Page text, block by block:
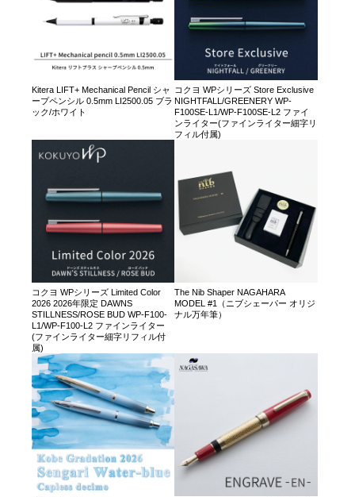
Kitera LIFT+ Mechanical Pencil シャ
ープペンシル 0.5mm LI2500.05 ブラ
ック/ホワイト
コクヨ WPシリーズ Store Exclusive
NIGHTFALL/GREENERY WP-
F100SE-L1/WP-F100SE-L2 ファイ
ンライター(ファインライター細字リ
フィル付属)
コクヨ WPシリーズ Limited Color
2026 2026年限定 DAWNS
STILLNESS/ROSE BUD WP-F100-
L1/WP-F100-L2 ファインライター
(ファインライター細字リフィル付
属)
The Nib Shaper NAGAHARA
MODEL #1（ニブシェーパー オリジ
ナル万年筆）